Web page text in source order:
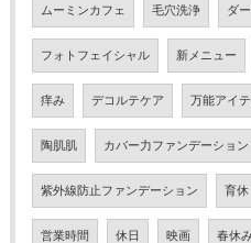
ムーミンカフェ 毛穴洗浄 ダ
フォトフェイシャル 新メニュー
痒み デコルテケア 万能アイ
陶肌肌 カバー力ファンデーション
紫外線防止ファンデーション 育休
営業時間 休日 映画 春休